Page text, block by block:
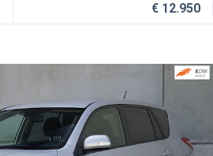
€ 12.950